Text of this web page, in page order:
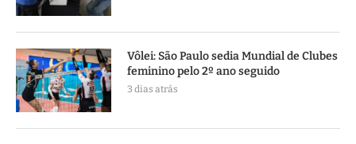
Vôlei: São Paulo sedia Mundial de Clubes
feminino pelo 2º ano seguido
3 dias atrás